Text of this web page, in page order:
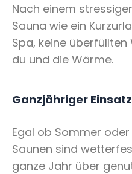
Nach einem
Sauna wie ein
Spa, keine
du und die Wärme.
Ganzjähriger Einsatz
Egal ob Sommer
Saunen sind
ganze Jahr über